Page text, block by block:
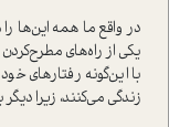
در واقع ما همه ‌اين‌ها
يكي از راه‌هاي
با اين‌گونه رفتارهاي
زندگي مي‌كنند، زيرا